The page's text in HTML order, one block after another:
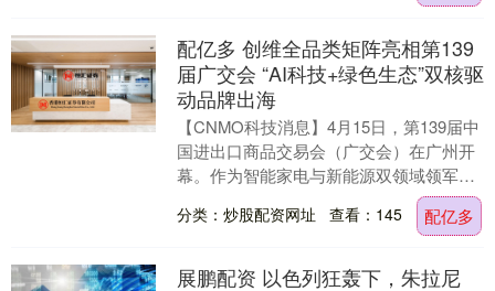
配亿多 创维全品类矩阵亮相第139
届广交会 “AI科技+绿色生态”双核驱
动品牌出海
【CNMO科技消息】4月15日，第139届中
国进出口商品交易会（广交会）在广州开
幕。作为智能家电与新能源双领域领军企
业，创维集团以“AI科技+绿色生态”为双核
战....
分类：炒股配资网址 查看：145 配亿多
展鹏配资 以色列狂轰下，朱拉尼